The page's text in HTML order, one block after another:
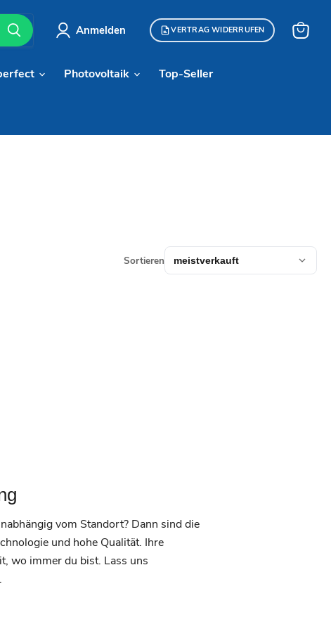
Anmelden VERTRAG WIDERRUFEN
Photovoltaik Top-Seller
Sortieren
vom Standort? Dann sind die
und hohe Qualität. Ihre
wo immer du bist. Lass uns